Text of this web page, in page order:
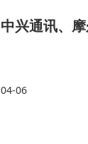
中兴通讯、
04-06